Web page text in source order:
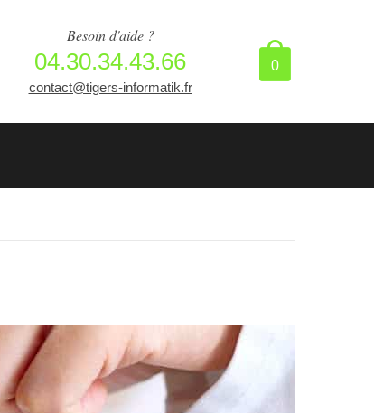
Besoin d'aide ?
04.30.34.43.66
contact@tigers-informatik.fr
0